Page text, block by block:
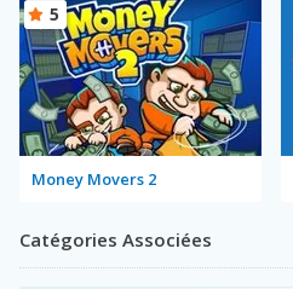
Money Movers 2
5
Catégories Associées